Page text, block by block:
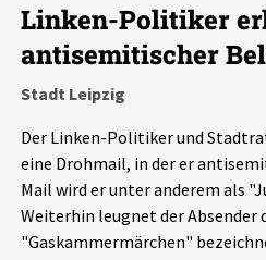
Chronik
Leipziger Zustände
Schlaglichter
Linken-Politiker
antisemitischer
Stadt Leipzig
Der Linken-Politiker und
eine Drohmail, in der er
Mail wird er unter anderem als
Weiterhin leugnet der Absender
"Gaskammermärchen"
7502 Ereignisse
Ereignisse